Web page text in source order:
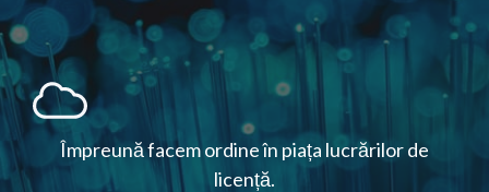
Împreună facem ordine în piața lucrărilor de
licență.